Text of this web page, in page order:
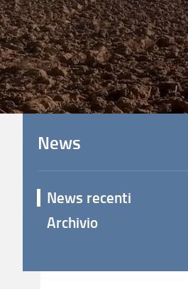
News
News recenti
Archivio